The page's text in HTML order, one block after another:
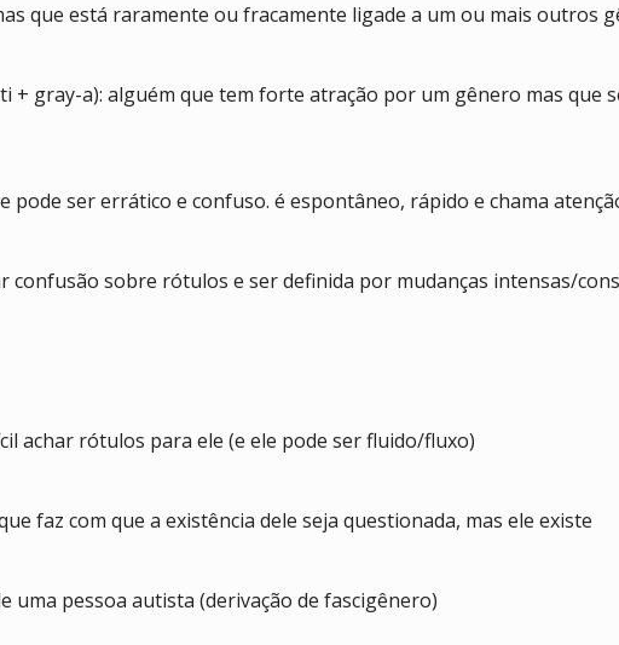
que está raramente ou fracamente ligade a um ou mais outros
gray-a): alguém que tem forte atração por um gênero mas que
ser errático e confuso. é espontâneo, rápido e chama
confusão sobre rótulos e ser definida por mudanças intensas/
achar rótulos para ele (e ele pode ser fluido/fluxo)
faz com que a existência dele seja questionada, mas ele existe
uma pessoa autista (derivação de fascigênero)